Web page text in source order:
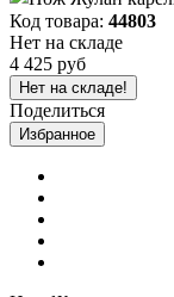
Код товара: 44803
Нет на складе
4 425 руб
Нет на складе!
Поделиться
Избранное